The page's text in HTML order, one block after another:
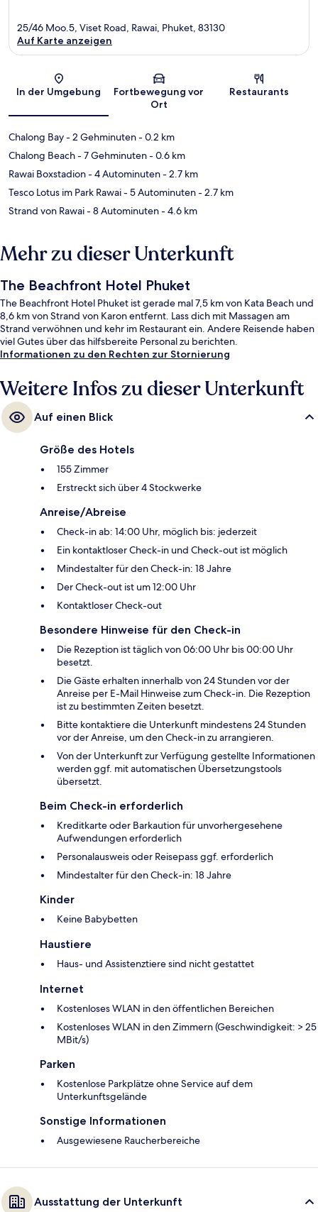
Karte
25/46 Moo.5, Viset Road, Rawai, Phuket, 83130
Auf Karte anzeigen
In der Umgebung
Fortbewegung vor
Ort
Restaurants
Chalong Bay- 2 Gehminuten- 0.2 km
Chalong Beach- 7 Gehminuten- 0.6 km
Rawai Boxstadion- 4 Autominuten- 2.7 km
Tesco Lotus im Park Rawai- 5 Autominuten- 2.7 km
Strand von Rawai- 8 Autominuten- 4.6 km
Mehr zu dieser Unterkunft
The Beachfront Hotel Phuket
The Beachfront Hotel Phuket ist gerade mal 7,5 km von Kata Beach und
8,6 km von Strand von Karon entfernt. Lass dich mit Massagen am
Strand verwöhnen und kehr im Restaurant ein. Andere Reisende haben
viel Gutes über das hilfsbereite Personal zu berichten.
Informationen zu den Rechten zur Stornierung
Weitere Infos zu dieser Unterkunft
Auf einen Blick
Größe des Hotels
155 Zimmer
Erstreckt sich über 4 Stockwerke
Anreise/Abreise
Check-in ab: 14:00 Uhr, möglich bis: jederzeit
Ein kontaktloser Check-in und Check-out ist möglich
Mindestalter für den Check-in: 18 Jahre
Der Check-out ist um 12:00 Uhr
Kontaktloser Check-out
Besondere Hinweise für den Check-in
Die Rezeption ist täglich von 06:00 Uhr bis 00:00 Uhr
besetzt.
Die Gäste erhalten innerhalb von 24 Stunden vor der
Anreise per E-Mail Hinweise zum Check-in. Die Rezeption
ist zu bestimmten Zeiten besetzt.
Bitte kontaktiere die Unterkunft mindestens 24 Stunden
vor der Anreise, um den Check-in zu arrangieren.
Von der Unterkunft zur Verfügung gestellte Informationen
werden ggf. mit automatischen Übersetzungstools
übersetzt.
Beim Check-in erforderlich
Kreditkarte oder Barkaution für unvorhergesehene
Aufwendungen erforderlich
Personalausweis oder Reisepass ggf. erforderlich
Mindestalter für den Check-in: 18 Jahre
Kinder
Keine Babybetten
Haustiere
Haus- und Assistenztiere sind nicht gestattet
Internet
Kostenloses WLAN in den öffentlichen Bereichen
Kostenloses WLAN in den Zimmern (Geschwindigkeit: > 25
MBit/s)
Parken
Kostenlose Parkplätze ohne Service auf dem
Unterkunftsgelände
Sonstige Informationen
Ausgewiesene Raucherbereiche
Ausstattung der Unterkunft